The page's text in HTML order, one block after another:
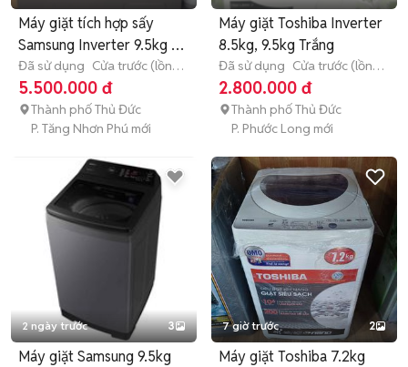
Máy giặt tích hợp sấy
Samsung Inverter 9.5kg -
6kg
Đã sử dụng Cửa trước (lồng
ngang) 9 - 9.9 kg
5.500.000 đ
Thành phố Thủ Đức
P. Tăng Nhơn Phú mới
Máy giặt Toshiba Inverter
8.5kg, 9.5kg Trắng
Đã sử dụng Cửa trước (lồng
ngang) 8 - 8.9 kg
2.800.000 đ
Thành phố Thủ Đức
P. Phước Long mới
2 ngày trước 3
Máy giặt Samsung 9.5kg
7 giờ trước 2
Máy giặt Toshiba 7.2kg